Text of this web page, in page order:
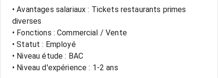
• Avantages salariaux : Tickets restaurants primes
diverses
• Fonctions : Commercial / Vente
• Statut : Employé
• Niveau étude : BAC
• Niveau d'expérience : 1-2 ans